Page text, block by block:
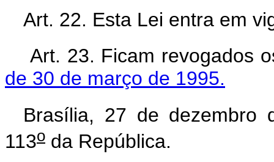
Art. 22. Esta Lei entra em
Art. 23. Ficam revogados
de 30 de março de 1995.
Brasília, 27 de dezembro
113o da República.